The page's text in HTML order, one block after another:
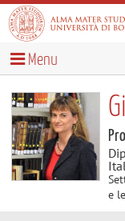
Menu
e